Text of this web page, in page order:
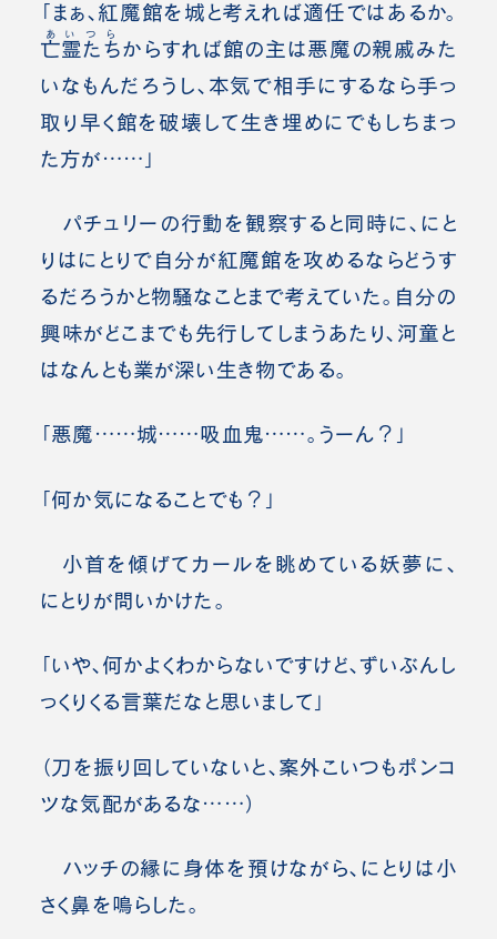
「まぁ、紅魔館を城と考えれば適任ではあるか。
亡霊たち
あいつら
からすれば館の主は悪魔の親戚みた
いなもんだろうし、本気で相手にするなら手っ
取り早く館を破壊して生き埋めにでもしちまっ
た方が……」
パチュリーの行動を観察すると同時に、にと
りはにとりで自分が紅魔館を攻めるならどうす
るだろうかと物騒なことまで考えていた。自分の
興味がどこまでも先行してしまうあたり、河童と
はなんとも業が深い生き物である。
「悪魔……城……吸血鬼……。うーん？」
「何か気になることでも？」
小首を傾げてカールを眺めている妖夢に、
にとりが問いかけた。
「いや、何かよくわからないですけど、ずいぶんし
っくりくる言葉だなと思いまして」
（刀を振り回していないと、案外こいつもポンコ
ツな気配があるな……）
ハッチの縁に身体を預けながら、にとりは小
さく鼻を鳴らした。